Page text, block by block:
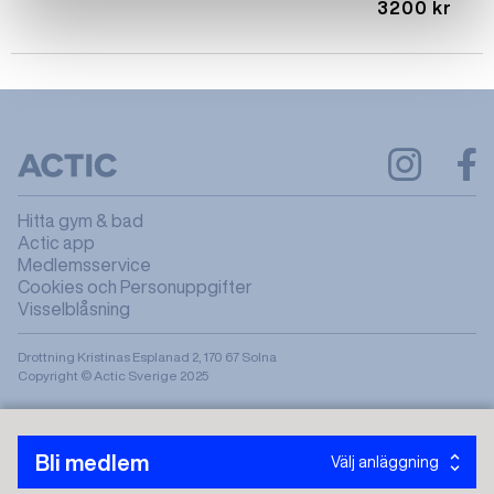
Bli medlem Välj anläggning
3200 kr
Hitta gym & bad
Actic app
Medlemsservice
Cookies och Personuppgifter
Visselblåsning
Drottning Kristinas Esplanad 2, 170 67 Solna
Copyright © Actic Sverige 2025